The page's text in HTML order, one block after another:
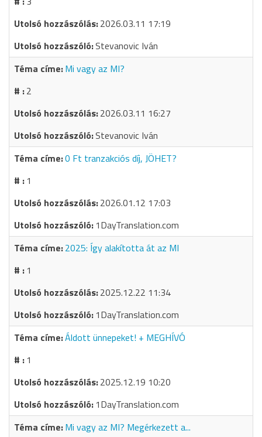
2026.03.11 17:19
Stevanovic Iván
Mi vagy az MI?
2
2026.03.11 16:27
Stevanovic Iván
0 Ft tranzakciós díj, JÖHET?
1
2026.01.12 17:03
1DayTranslation.com
2025: Így alakította át az MI
1
2025.12.22 11:34
1DayTranslation.com
Áldott ünnepeket! + MEGHÍVÓ
1
2025.12.19 10:20
1DayTranslation.com
Mi vagy az MI? Megérkezett a...